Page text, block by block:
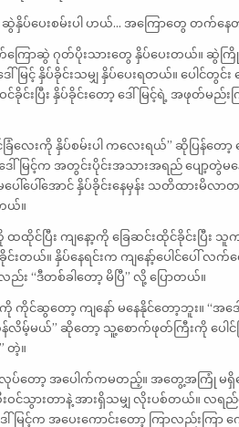
ဆွဲနှိပ်ပေးစမ်းပါ ဟယ်… အကြောတွေ တက်
ကြောဆွဲ ဂုတ်ပိုးသားတွေ နှိပ်ပေးတယ်။ ဆွဲ
ါ်မြင့် နှိပ်ခိုင်းသမျှ နှိပ်ပေးရတယ်။ ပေါင်တွ
းပြီး နှိပ်ခိုင်းတော့ ဒေါ်မြင့်ရဲ့ အဖုတ်မည်
င်ခြံလေးကို နှိပ်စမ်းပါ ကလေးရယ်” ဆိုပြန်
ါ်မြင့်က အတွင်းပိုင်းအသားအရည် ပျော့တွဲမ
ါ်ပေါ်အောင် နှိပ်ခိုင်းနေမှန်း သတိထားမိလာ
ယ်။
ထိုင်ပြီး ကျနော့ကို ခြေဆင်းထိုင်ခိုင်းပြီး
းတယ်။ နှိပ်နေရင်းက ကျနော့်ပေါင်ပေါ်
း “ဒီတစ်ခါတော့ မိပြီ” လို့ ပြောတယ်။
ကိုင်ဆွတော့ ကျနော် မနေနိုင်တော့ဘူး။ “အ
မယ်” ဆိုတော့ သူ့စောက်ဖုတ်ကြီးကို ပေါင်ဖ
တဲ့။
ာ့ အပေါက်ကမတည့်။ အတွေ့အကြုံ မရှိတော့
င်သွားတာနဲ့ အားရှိသမျှ လိုးပစ်တယ်။ လရ
ြင့်က အပေးကောင်းတော့ ကြာလည်းကြာ က